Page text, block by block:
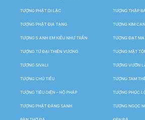
TƯỢNG PHẬT DI LẶC TƯỢNG THẬP
TƯỢNG PHẬT ĐỊA TẠNG TƯỢNG KIM
TƯỢNG 5 ANH EM KIỀU NHƯ TRẦN TƯỢNG ĐẠT MA
TƯỢNG TỨ ĐẠI THIÊN VƯƠNG TƯỢNG MẬT
TƯỢNG SIVALI TƯỢNG VƯỜN
TƯỢNG CHÚ TIỂU TƯỢNG TAM
TƯỢNG TIÊU DIỆN – HỘ PHÁP TƯỢNG PHÚC
TƯỢNG PHẬT ĐẢNG SANH TƯỢNG NGỌC